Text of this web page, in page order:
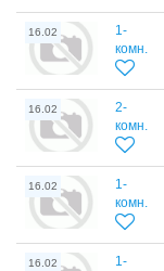
16.02
1-
комн.
16.02
2-
комн.
16.02
1-
комн.
16.02
1-